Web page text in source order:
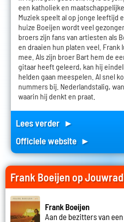
een katholiek en
Muziek speelt al op jonge leeftijd
huize Boeijen wordt veel
broers zijn fans van artiesten als
en draaien hun platen veel.
mee. Als zijn broer Bart hem de
gitaar heeft geleerd, kan hij
helden gaan meespelen. Al snel
nummers bij. Nederlandstalig,
waarin hij denkt en praat.
Lees verder ►
Officiele website ►
Frank Boeijen op
Frank Boeijen
Aan de bezitters van